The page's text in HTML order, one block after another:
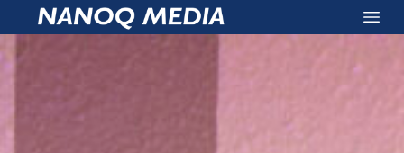
Nanoq Media